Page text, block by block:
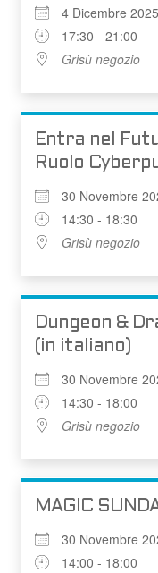
4 Dicembre 2025
17:30 - 21:00
Grisù negozio
Entra nel
Ruolo
30 Novembre
14:30 - 18:30
Grisù negozio
Dungeon &
(in italiano)
30 Novembre
14:30 - 18:00
Grisù negozio
MAGIC
30 Novembre
14:00 - 18:00